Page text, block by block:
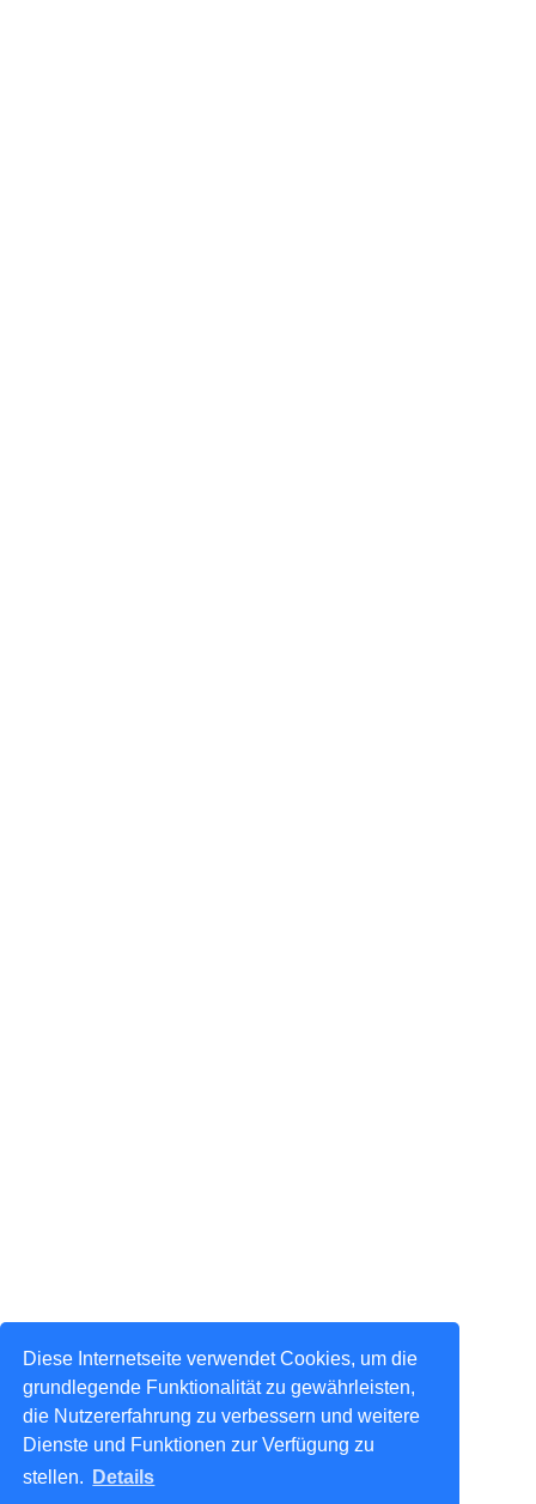
Diese Internetseite verwendet Cookies, um die
grundlegende Funktionalität zu gewährleisten,
die Nutzererfahrung zu verbessern und weitere
Dienste und Funktionen zur Verfügung zu
stellen.
Details